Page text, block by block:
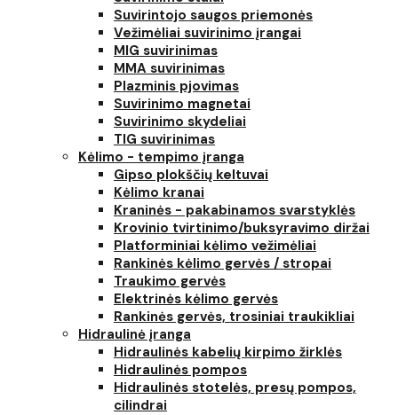
Suvirintojo saugos priemonės
Vežimėliai suvirinimo įrangai
MIG suvirinimas
MMA suvirinimas
Plazminis pjovimas
Suvirinimo magnetai
Suvirinimo skydeliai
TIG suvirinimas
Kėlimo - tempimo įranga
Gipso plokščių keltuvai
Kėlimo kranai
Kraninės - pakabinamos svarstyklės
Krovinio tvirtinimo/buksyravimo diržai
Platforminiai kėlimo vežimėliai
Rankinės kėlimo gervės / stropai
Traukimo gervės
Elektrinės kėlimo gervės
Rankinės gervės, trosiniai traukikliai
Hidraulinė įranga
Hidraulinės kabelių kirpimo žirklės
Hidraulinės pompos
Hidraulinės stotelės, presų pompos,
cilindrai